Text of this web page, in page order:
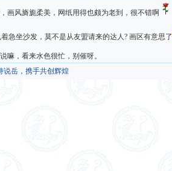
画风旖旎柔美，网纸用得也颇为老到，很不错啊
急坐沙发，莫不是从友盟请来的达人? 画区有意思了
嘛，看来水色很忙，别催呀。
说岳，携手共创辉煌